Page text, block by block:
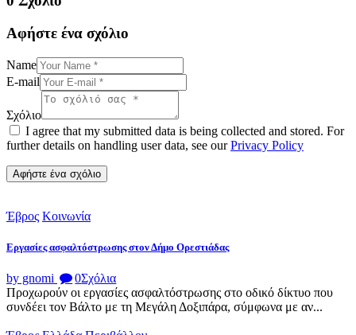
Αφήστε ένα σχόλιο
Name
E-mail
Σχόλιο
I agree that my submitted data is being collected and stored. For
further details on handling user data, see ourPrivacy Policy
Έβρος Κοινωνία
Εργασίες ασφαλτόστρωσης στον Δήμο Ορεστιάδας
by gnomi 0Σχόλια
Προχωρούν οι εργασίες ασφαλτόστρωσης στο οδικό δίκτυο που
συνδέει τον Βάλτο με τη Μεγάλη Δοξιπάρα, σύμφωνα με αν...